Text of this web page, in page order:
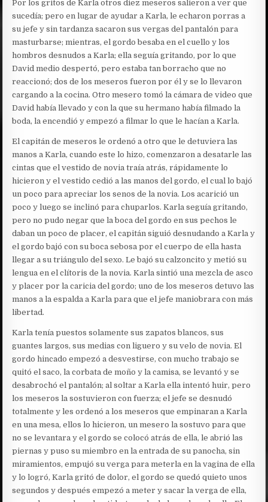
Por los gritos de Karla otros diez meseros salieron a ver que
sucedía; pero en lugar de ayudar a Karla, le echaron porras a
su jefe y sin tardanza sacaron sus vergas del pantalón para
masturbarse; mientras, el gordo besaba en el cuello y los
hombros desnudos a Karla; ella seguía gritando, por lo que
David medio despertó, pero estaba tan borracho que no
reaccionó; dos de los meseros fueron por él y se lo llevaron
cargando a la cocina. Otro mesero tomó la cámara de video que
David había llevado y con la que su hermano había filmado la
boda, la encendió y empezó a filmar lo que le hacían a Karla.
El capitán de meseros le ordenó a otro que le detuviera las
manos a Karla, cuando este lo hizo, comenzaron a desatarle las
cintas que el vestido de novia traía atrás, rápidamente lo
hicieron y el vestido cedió a las manos del gordo, el cual lo bajó
un poco para apreciar los senos de la novia. Los acarició un
poco y luego se inclinó para chuparlos. Karla seguía gritando,
pero no pudo negar que la boca del gordo en sus pechos le
daban un poco de placer, el capitán siguió desnudando a Karla y
el gordo bajó con su boca sebosa por el cuerpo de ella hasta
llegar a su triángulo del sexo. Le bajó su calzoncito y metió su
lengua en el clítoris de la novia. Karla sintió una mezcla de asco
y placer por la caricia del gordo; uno de los meseros detuvo las
manos a la espalda a Karla para que el jefe maniobrara con más
libertad.
Karla tenía puestos solamente sus zapatos blancos, sus
guantes largos, sus medias con liguero y su velo de novia. El
gordo hincado empezó a desvestirse, con mucho trabajo se
quitó el saco, la corbata de moño y la camisa, se levantó y se
desabrochó el pantalón; al soltar a Karla ella intentó huir, pero
los meseros la sostuvieron con fuerza; el jefe se desnudó
totalmente y les ordenó a los meseros que empinaran a Karla
en una mesa, ellos lo hicieron, un mesero la sostuvo para que
no se levantara y el gordo se colocó atrás de ella, le abrió las
piernas y puso su miembro en la entrada de su panocha, sin
miramientos, empujó su verga para meterla en la vagina de ella
y lo logró, Karla gritó de dolor, el gordo se quedó quieto unos
segundos y después empezó a meter y sacar la verga de ella,